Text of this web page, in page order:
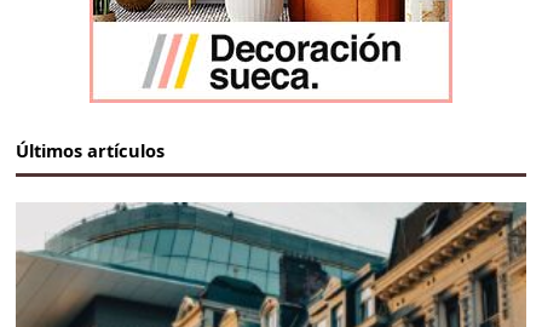
Últimos artículos